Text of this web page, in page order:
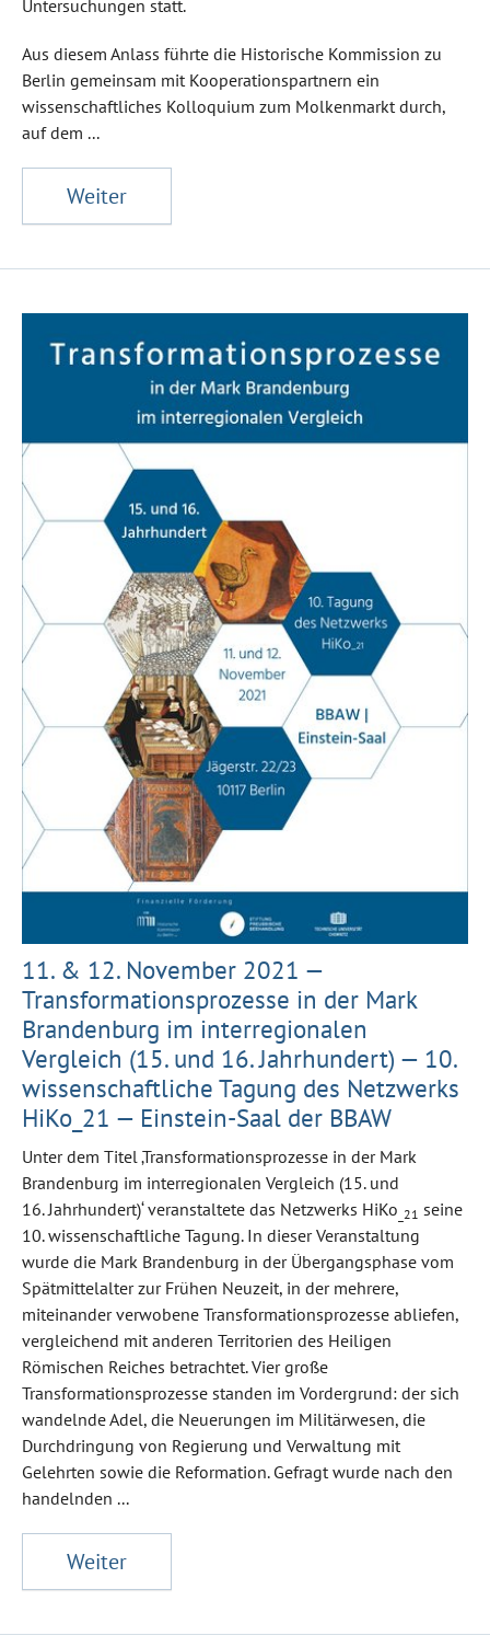
Untersuchungen statt.
Aus diesem Anlass führte die Historische Kommission zu
Berlin gemeinsam mit Kooperationspartnern ein
wissenschaftliches Kolloquium zum Molkenmarkt durch,
auf dem ...
Weiter
11. & 12. November 2021 —
Transformationsprozesse in der Mark
Brandenburg im interregionalen
Vergleich (15. und 16. Jahrhundert) — 10.
wissenschaftliche Tagung des Netzwerks
HiKo_21 — Einstein-Saal der BBAW
Unter dem Titel ‚Transformationsprozesse in der Mark
Brandenburg im interregionalen Vergleich (15. und
16. Jahrhundert)‘ veranstaltete das Netzwerks HiKo _21 seine
10. wissenschaftliche Tagung. In dieser Veranstaltung
wurde die Mark Brandenburg in der Übergangsphase vom
Spätmittelalter zur Frühen Neuzeit, in der mehrere,
miteinander verwobene Transformationsprozesse abliefen,
vergleichend mit anderen Territorien des Heiligen
Römischen Reiches betrachtet. Vier große
Transformationsprozesse standen im Vordergrund: der sich
wandelnde Adel, die Neuerungen im Militärwesen, die
Durchdringung von Regierung und Verwaltung mit
Gelehrten sowie die Reformation. Gefragt wurde nach den
handelnden ...
Weiter